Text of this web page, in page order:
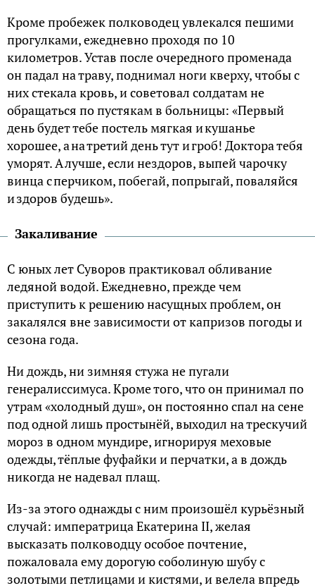
Кроме пробежек полководец увлекался пешими
прогулками, ежедневно проходя по 10
километров. Устав после очередного променада
он падал на траву, поднимал ноги кверху, чтобы с
них стекала кровь, и советовал солдатам не
обращаться по пустякам в больницы: «Первый
день будет тебе постель мягкая и кушанье
хорошее, а на третий день тут и гроб! Доктора тебя
уморят. А лучше, если нездоров, выпей чарочку
винца с перчиком, побегай, попрыгай, поваляйся
и здоров будешь».
Закаливание
С юных лет Суворов практиковал обливание
ледяной водой. Ежедневно, прежде чем
приступить к решению насущных проблем, он
закалялся вне зависимости от капризов погоды и
сезона года.
Ни дождь, ни зимняя стужа не пугали
генералиссимуса. Кроме того, что он принимал по
утрам «холодный душ», он постоянно спал на сене
под одной лишь простынёй, выходил на трескучий
мороз в одном мундире, игнорируя меховые
одежды, тёплые фуфайки и перчатки, а в дождь
никогда не надевал плащ.
Из-за этого однажды с ним произошёл курьёзный
случай: императрица Екатерина II, желая
высказать полководцу особое почтение,
пожаловала ему дорогую соболиную шубу с
золотыми петлицами и кистями, и велела впредь